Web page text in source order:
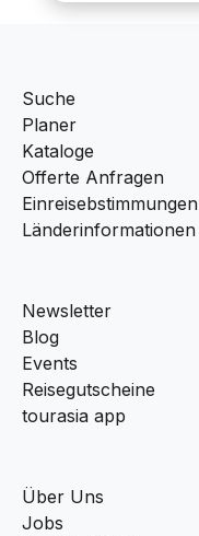
Suche
Planer
Kataloge
Offerte Anfragen
Einreisebstimmungen
Länderinformationen
Newsletter
Blog
Events
Reisegutscheine
tourasia app
Über Uns
Jobs